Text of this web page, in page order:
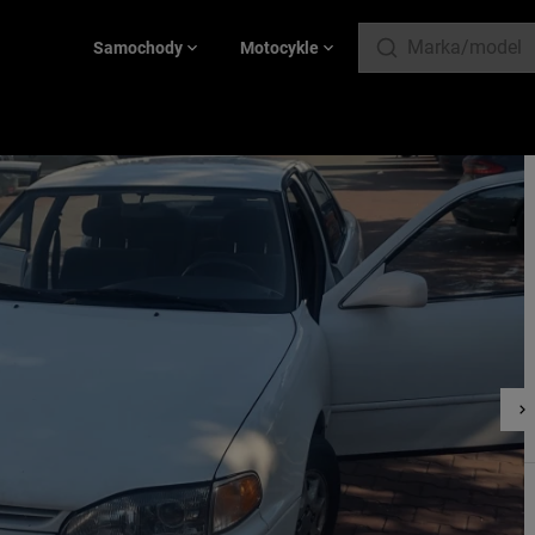
Samochody Motocykle